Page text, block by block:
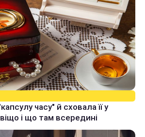
часу" й сховала її у
і що там всередині